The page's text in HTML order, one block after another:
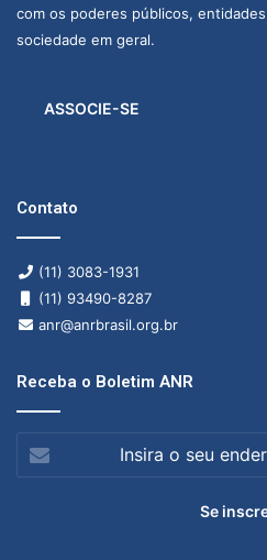
com os poderes públicos,
sociedade em geral.
ASSOCIE-SE
Contato
(11) 3083-1931
(11) 93490-8287
anr@anrbrasil.org.br
Receba o Boletim ANR
Insira